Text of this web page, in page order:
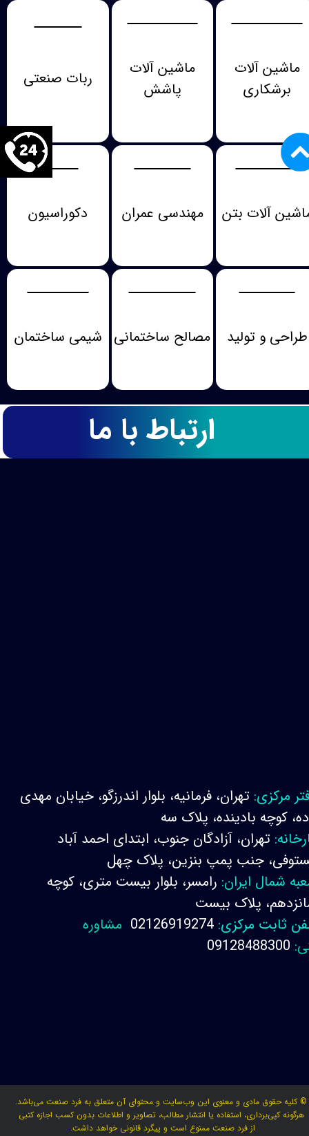
ماشین آلات
برشکاری
ماشین آلات
پاشش
ربات صنعتی
آلات بتن مهندسی عمران دکوراسیون
طراحی و تولید مصالح ساختمانی شیمی ساختمان
ارتباط با ما
مرکزی: تهران، فرمانیه، بلوار اندرزگو، خیابان مهدی
کوچه بادینده، پلاک سه
تهران، آزادگان جنوب، ابتدای احمد آباد
جنب پمپ بنزین، پلاک چهل
شمال ایران: رامسر، بلوار بیست متری، کوچه
پلاک بیست
ثابت مرکزی:
مشاوره
© کلیه حقوق مادی و معنوی این وب‌سایت و محتوای آن متعلق به فرد صنعت می‌باشد.
هرگونه کپی‌برداری، استفاده یا انتشار مطالب، تصاویر و اطلاعات بدون کسب اجازه کتبی
از فرد صنعت ممنوع است و پیگرد قانونی خواهد داشت.